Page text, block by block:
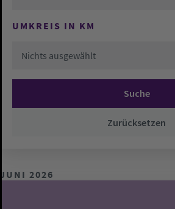
UMKREIS IN KM
Nichts ausgewählt
Suche
Zurücksetzen
JUNI 2026